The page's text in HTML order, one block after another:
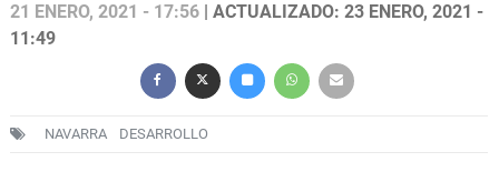
21 ENERO, 2021 - 17:56 | ACTUALIZADO: 23 ENERO, 2021 -
11:49
NAVARRA DESARROLLO